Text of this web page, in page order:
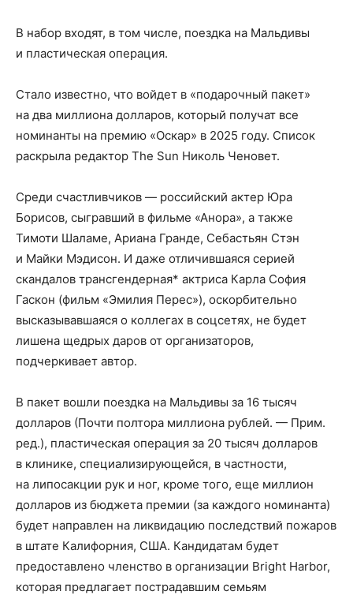
В набор входят, в том числе, поездка на Мальдивы
и пластическая операция.
Стало известно, что войдет в «подарочный пакет»
на два миллиона долларов, который получат все
номинанты на премию «Оскар» в 2025 году. Список
раскрыла редактор The Sun Николь Ченовет.
Среди счастливчиков — российский актер Юра
Борисов, сыгравший в фильме «Анора», а также
Тимоти Шаламе, Ариана Гранде, Себастьян Стэн
и Майки Мэдисон. И даже отличившаяся серией
скандалов трансгендерная* актриса Карла София
Гаскон (фильм «Эмилия Перес»), оскорбительно
высказывавшаяся о коллегах в соцсетях, не будет
лишена щедрых даров от организаторов,
подчеркивает автор.
В пакет вошли поездка на Мальдивы за 16 тысяч
долларов (Почти полтора миллиона рублей. — Прим.
ред.), пластическая операция за 20 тысяч долларов
в клинике, специализирующейся, в частности,
на липосакции рук и ног, кроме того, еще миллион
долларов из бюджета премии (за каждого номинанта)
будет направлен на ликвидацию последствий пожаров
в штате Калифорния, США. Кандидатам будет
предоставлено членство в организации Bright Harbor,
которая предлагает пострадавшим семьям